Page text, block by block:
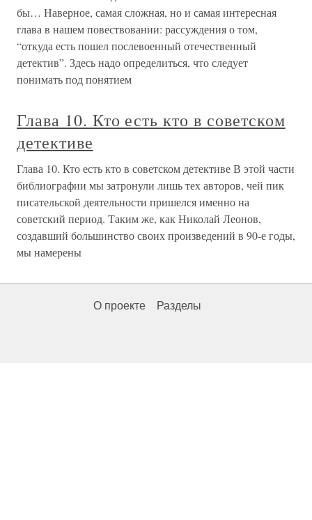
бы… Наверное, самая сложная, но и самая интересная
глава в нашем повествовании: рассуждения о том,
“откуда есть пошел послевоенный отечественный
детектив”. Здесь надо определиться, что следует
понимать под понятием
Глава 10. Кто есть кто в советском
детективе
Глава 10. Кто есть кто в советском детективе В этой части
библиографии мы затронули лишь тех авторов, чей пик
писательской деятельности пришелся именно на
советский период. Таким же, как Николай Леонов,
создавший большинство своих произведений в 90-е годы,
мы намерены
О проекте Разделы